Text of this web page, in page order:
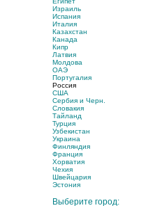
Израиль
Испания
Италия
Казахстан
Канада
Кипр
Латвия
Молдова
ОАЭ
Португалия
Россия
США
Сербия и Черн.
Словакия
Тайланд
Турция
Узбекистан
Украина
Финляндия
Франция
Хорватия
Чехия
Швейцария
Эстония
Выберите город: